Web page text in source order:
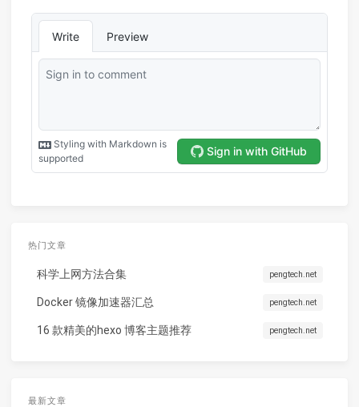
热门文章
科学上网方法合集 pengtech.net
Docker 镜像加速器汇总 pengtech.net
16 款精美的hexo 博客主题推荐 pengtech.net
最新文章